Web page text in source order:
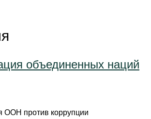
объединенных наций
ООН против коррупции